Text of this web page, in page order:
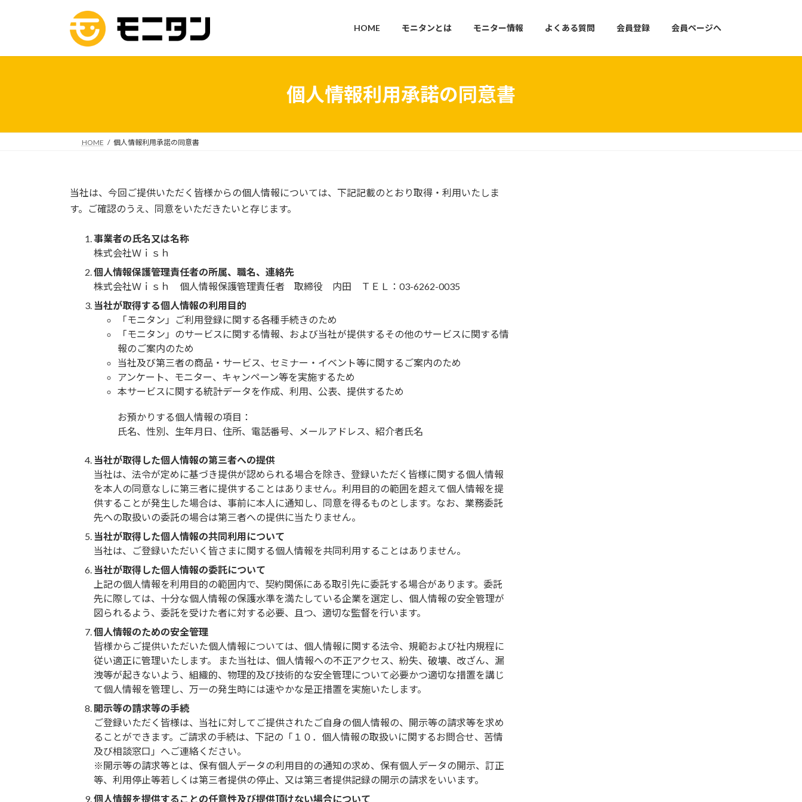
プ
動
HOME モニタンとは モニター情報 よくある質問 会員登録 会員ページへ
個人情報利用承諾の同意書
HOME 個人情報利用承諾の同意書
当社は、今回ご提供いただく皆様からの個人情報については、下記記載のとおり取得・利用いたしま
す。ご確認のうえ、同意をいただきたいと存じます。
事業者の氏名又は名称
株式会社Ｗｉｓｈ
個人情報保護管理責任者の所属、職名、連絡先
株式会社Ｗｉｓｈ 個人情報保護管理責任者 取締役 内田 ＴＥＬ：03-6262-0035
当社が取得する個人情報の利用目的
「モニタン」ご利用登録に関する各種手続きのため
「モニタン」のサービスに関する情報、および当社が提供するその他のサービスに関する情
報のご案内のため
当社及び第三者の商品・サービス、セミナー・イベント等に関するご案内のため
アンケート、モニター、キャンペーン等を実施するため
本サービスに関する統計データを作成、利用、公表、提供するため
お預かりする個人情報の項目：
氏名、性別、生年月日、住所、電話番号、メールアドレス、紹介者氏名
当社が取得した個人情報の第三者への提供
当社は、法令が定めに基づき提供が認められる場合を除き、登録いただく皆様に関する個人情報
を本人の同意なしに第三者に提供することはありません。利用目的の範囲を超えて個人情報を提
供することが発生した場合は、事前に本人に通知し、同意を得るものとします。なお、業務委託
先への取扱いの委託の場合は第三者への提供に当たりません。
当社が取得した個人情報の共同利用について
当社は、ご登録いただいく皆さまに関する個人情報を共同利用することはありません。
当社が取得した個人情報の委託について
上記の個人情報を利用目的の範囲内で、契約関係にある取引先に委託する場合があります。委託
先に際しては、十分な個人情報の保護水準を満たしている企業を選定し、個人情報の安全管理が
図られるよう、委託を受けた者に対する必要、且つ、適切な監督を行います。
個人情報のための安全管理
皆様からご提供いただいた個人情報については、個人情報に関する法令、規範および社内規程に
従い適正に管理いたします。 また当社は、個人情報への不正アクセス、紛失、破壊、改ざん、漏
洩等が起きないよう、組織的、物理的及び技術的な安全管理について必要かつ適切な措置を講じ
て個人情報を管理し、万一の発生時には速やかな是正措置を実施いたします。
開示等の請求等の手続
ご登録いただく皆様は、当社に対してご提供されたご自身の個人情報の、開示等の請求等を求め
ることができます。ご請求の手続は、下記の「１０．個人情報の取扱いに関するお問合せ、苦情
及び相談窓口」へご連絡ください。
※開示等の請求等とは、保有個人データの利用目的の通知の求め、保有個人データの開示、訂正
等、利用停止等若しくは第三者提供の停止、又は第三者提供記録の開示の請求をいいます。
個人情報を提供することの任意性及び提供頂けない場合について